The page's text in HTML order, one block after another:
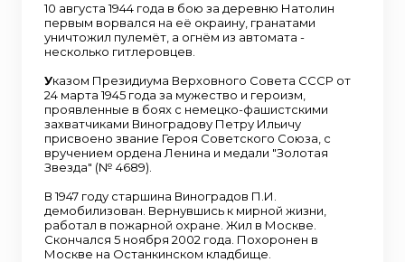
10 августа 1944 года в бою за деревню Натолин
первым ворвался на её окраину, гранатами
уничтожил пулемёт, а огнём из автомата -
несколько гитлеровцев.
Указом Президиума Верховного Совета СССР от
24 марта 1945 года за мужество и героизм,
проявленные в боях с немецко-фашистскими
захватчиками Виноградову Петру Ильичу
присвоено звание Героя Советского Союза, с
вручением ордена Ленина и медали "Золотая
Звезда" (№ 4689).
В 1947 году старшина Виноградов П.И.
демобилизован. Вернувшись к мирной жизни,
работал в пожарной охране. Жил в Москве.
Скончался 5 ноября 2002 года. Похоронен в
Москве на Останкинском кладбище.